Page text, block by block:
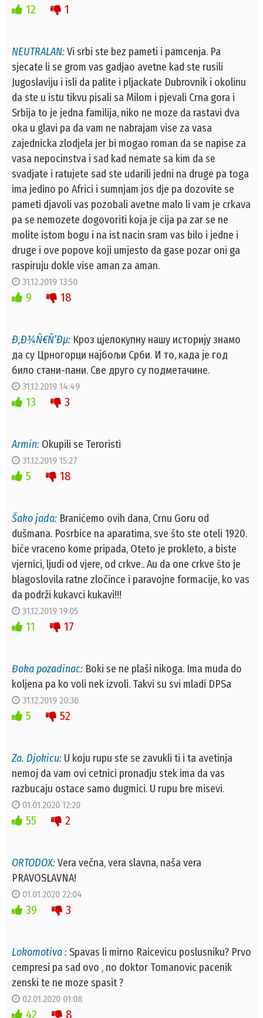
12 1
NEUTRALAN:Vi srbi ste bez pameti i pamcenja. Pa
sjecate li se grom vas gadjao avetne kad ste rusili
Jugoslaviju i isli da palite i pljackate Dubrovnik i okolinu
da ste u istu tikvu pisali sa Milom i pjevali Crna gora i
Srbija to je jedna familija, niko ne moze da rastavi dva
oka u glavi pa da vam ne nabrajam vise za vasa
zajednicka zlodjela jer bi mogao roman da se napise za
vasa nepocinstva i sad kad nemate sa kim da se
svadjate i ratujete sad ste udarili jedni na druge pa toga
ima jedino po Africi i sumnjam jos dje pa dozovite se
pameti djavoli vas pozobali avetne malo li vam je crkava
pa se nemozete dogovoriti koja je cija pa zar se ne
molite istom bogu i na ist nacin sram vas bilo i jedne i
druge i ove popove koji umjesto da gase pozar oni ga
raspiruju dokle vise aman za aman.
31.12.2019 13:50
9 18
Ð‚Ð¾Ñ€Ñ’Ðµ: Кроз цјелокупну нашу историју знамо
да су Црногорци најбољи Срби. И то, када је год
било стани-пани. Све друго су подметачине.
31.12.2019 14:49
13 3
Armin: Okupili se Teroristi
31.12.2019 15:27
5 18
Šako jada: Branićemo ovih dana, Crnu Goru od
dušmana. Posrbice na aparatima, sve što ste oteli 1920.
biće vraceno kome pripada, Oteto je prokleto, a biste
vjernici, ljudi od vjere, od crkve.. Au da one crkve što je
blagoslovila ratne zločince i paravojne formacije, ko vas
da podrži kukavci kukavi!!!
31.12.2019 19:05
11 17
Đoka pozadinac: Boki se ne plaši nikoga. Ima muda do
koljena pa ko voli nek izvoli. Takvi su svi mladi DPSa
31.12.2019 20:36
5 52
Za. Djokicu: U koju rupu ste se zavukli ti i ta avetinja
nemoj da vam ovi cetnici pronadju stek ima da vas
razbucaju ostace samo dugmici. U rupu bre misevi.
01.01.2020 12:20
55 2
ORTODOX:Vera večna, vera slavna, naša vera
PRAVOSLAVNA!
01.01.2020 22:04
39 3
Lokomotiva :Spavas li mirno Raicevicu poslusniku? Prvo
cempresi pa sad ovo , no doktor Tomanovic pacenik
zenski te ne moze spasit ?
02.01.2020 01:08
42 8